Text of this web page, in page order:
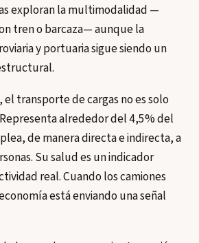
exploran la multimodalidad —
tren o barcaza— aunque la
y portuaria sigue siendo un
el transporte de cargas no es solo
alrededor del 4,5% del
de manera directa e indirecta, a
Su salud es un indicador
real. Cuando los camiones
está enviando una señal